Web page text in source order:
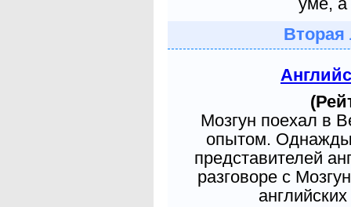
Вторая
Мозгун поехал в
опытом. Однажды
представителей
разговоре с